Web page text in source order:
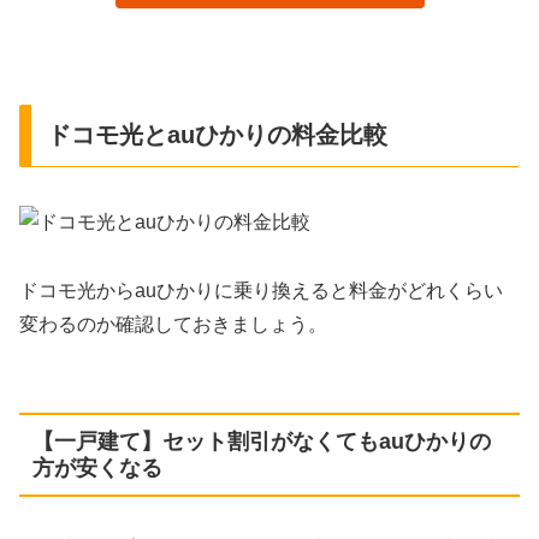
ドコモ光とauひかりの料金比較
ドコモ光からauひかりに乗り換えると料金がどれくらい
変わるのか確認しておきましょう。
【一戸建て】セット割引がなくてもauひかりの
方が安くなる